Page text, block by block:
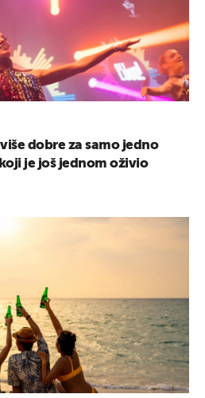
dobre za samo jedno
je još jednom oživio